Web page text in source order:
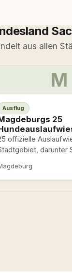
aus allen
M
Ausflug
25
offizielle
darunter
zusammenhängende
Elbinsel),